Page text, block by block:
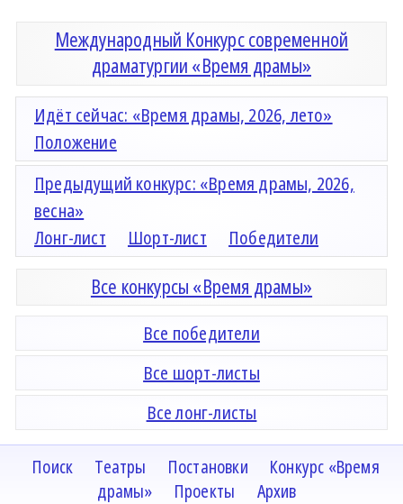
Международный Конкурс современной
драматургии «Время драмы»
Идёт сейчас: «Время драмы, 2026, лето»
Положение
Предыдущий конкурс: «Время драмы, 2026,
весна»
Лонг-лист
Шорт-лист Победители
Все конкурсы «Время драмы»
Все победители
Все шорт-листы
Все лонг-листы
Поиск Театры Постановки
Конкурс «Время
драмы»
Проекты
Архив